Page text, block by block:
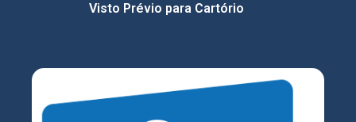
Visto Prévio para Cartório